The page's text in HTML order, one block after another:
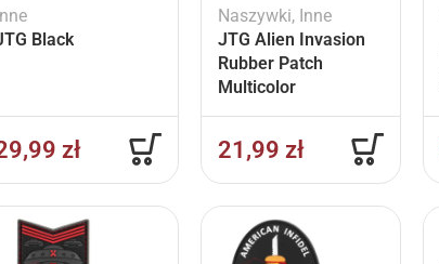
Black
zł
Naszywki, Inne
JTG Alien Invasion
Rubber Patch
Multicolor
21,99 zł